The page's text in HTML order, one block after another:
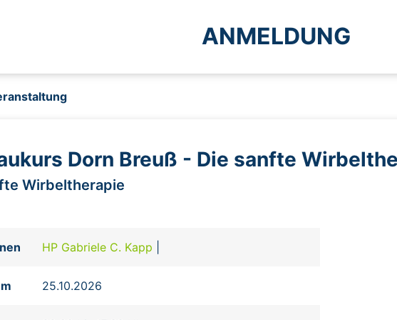
ANMELDUNG
Dorn Breuß - Die sanfte
Wirbeltherapie
HP Gabriele C. Kapp
25.10.2026